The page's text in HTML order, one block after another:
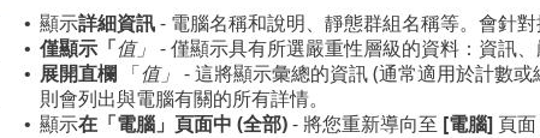
• 顯示詳細資訊- 電腦名稱和說明、靜態群組名稱等。會針對
• 僅顯示「值」 - 僅顯示具有所選嚴重性層級的資料：資訊
• 展開直欄「值」 - 這將顯示彙總的資訊 (通常適用於計數
則會列出與電腦有關的所有詳情。
• 顯示在「電腦」頁面中 (全部)- 將您重新導向至 [電腦]頁面